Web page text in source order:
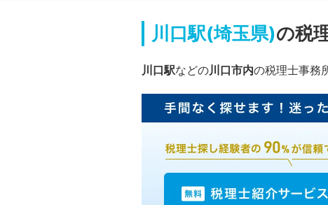
川口駅(埼玉県)の税
川口駅などの川口市内の税理士事務